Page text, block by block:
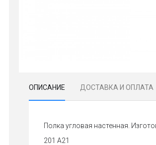
ОПИСАНИЕ ДОСТАВКА И ОПЛАТА
Полка угловая настенная.
201 А21